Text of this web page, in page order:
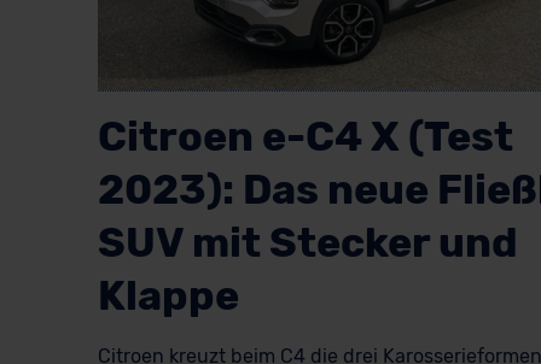
Citroen e-C4 X (Test
2023): Das neue
SUV mit Stecker und
Klappe
Citroen kreuzt beim C4 die drei